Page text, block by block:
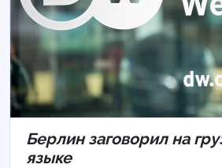
Берлин заговорил на
языке